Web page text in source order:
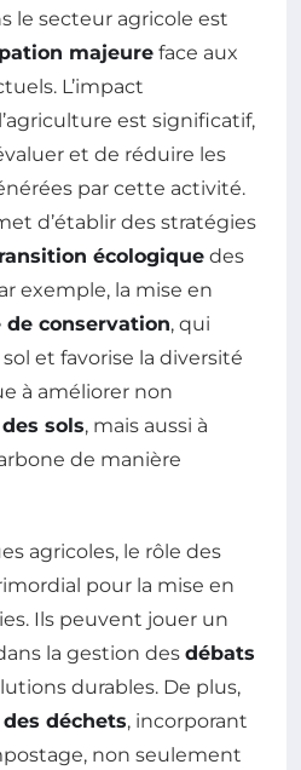
le secteur agricole est
majeure face aux
L’impact
est significatif,
et de réduire les
par cette activité.
d’établir des stratégies
écologique des
exemple, la mise en
conservation, qui
et favorise la diversité
à améliorer non
sols, mais aussi à
de manière
agricoles, le rôle des
pour la mise en
Ils peuvent jouer un
la gestion des débats
durables. De plus,
déchets, incorporant
non seulement